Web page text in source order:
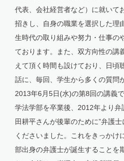
代表、会社経営者など）に就いて
招きし、自身の職業を選択した理
生時代の取り組みや努力・仕事の
ております。また、双方向性の講
えて頂く時間も設けており、日頃
話に、毎回、学生から多くの質問
2013年6月5日(水)の第8回の講義
学法学部を卒業後、2012年より
田耕平さんが後輩のために”弁護
くださいました。これをきっかけ
部出身の弁護士が誕生することを